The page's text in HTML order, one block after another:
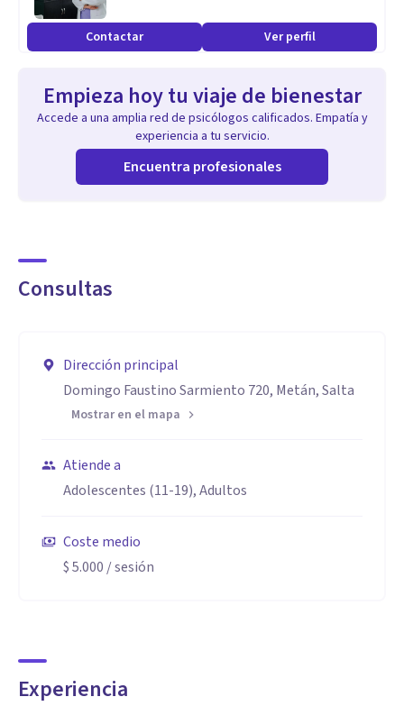
Contactar Ver perfil
Empieza hoy tu viaje de bienestar
Accede a una amplia red de psicólogos calificados. Empatía y
experiencia a tu servicio.
Encuentra profesionales
Consultas
Dirección principal
Domingo Faustino Sarmiento 720, Metán, Salta
Mostrar en el mapa
Atiende a
Adolescentes (11-19), Adultos
Coste medio
$ 5.000 / sesión
Experiencia